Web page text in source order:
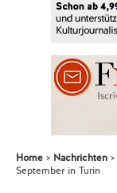
Home Nachrichten
September in Turin